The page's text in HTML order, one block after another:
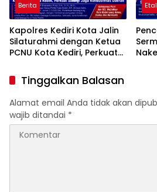
Berita
Kapolres Kediri Kota Jalin
Silaturahmi dengan Ketua
PCNU Kota Kediri, Perkuat
DaerahTinggalkan Balasan
Alamat email Anda tidak akan
wajib ditandai *